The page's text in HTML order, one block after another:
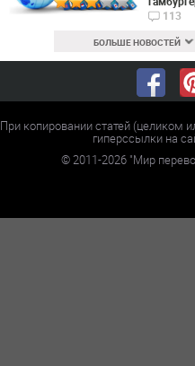
113
БОЛЬШЕ НОВОСТЕЙ
При копировании статей (целиком
гиперссылки на
©2011-2026 "Мир